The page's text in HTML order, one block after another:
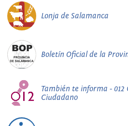
Lonja de Salamanca
Boletín Oficial de la
También te informa - 012
Ciudadano